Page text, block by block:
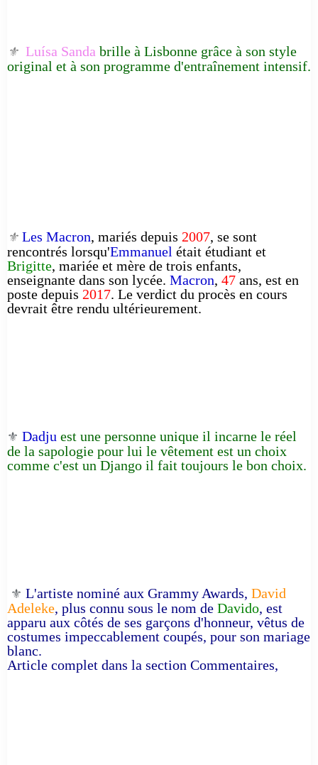
⚜️ Luísa Sanda brille à Lisbonne grâce à son style
original et à son programme d'entraînement intensif.
⚜️ Les Macron, mariés depuis 2007, se sont
rencontrés lorsqu'Emmanuel était étudiant et
Brigitte, mariée et mère de trois enfants,
enseignante dans son lycée. Macron, 47 ans, est en
poste depuis 2017. Le verdict du procès en cours
devrait être rendu ultérieurement.
⚜️ Dadju est une personne unique il incarne le réel
de la sapologie pour lui le vêtement est un choix
comme c'est un Django il fait toujours le bon choix.
⚜️ L'artiste nominé aux Grammy Awards, David
Adeleke, plus connu sous le nom de Davido, est
apparu aux côtés de ses garçons d'honneur, vêtus de
costumes impeccablement coupés, pour son mariage
blanc.
Article complet dans la section Commentaires,